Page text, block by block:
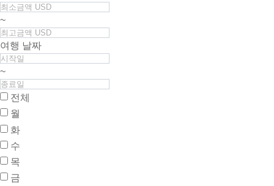
~
여행 날짜
~
전체
월
화
수
목
금